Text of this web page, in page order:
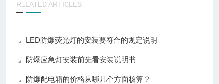
RELATED ARTICLES
LED防爆荧光灯的安装要符合的规定说明
防爆应急灯安装前先看安装说明书
防爆配电箱的价格从哪几个方面核算？